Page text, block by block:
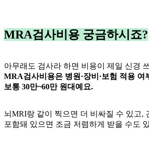
MRA검사비용 궁금하시죠?
아무래도 검사라 하면 비용이 제일 신경
MRA검사비용은 병원·장비·보험 적용 여
보통 30만~60만 원대예요.
뇌MRI랑 같이 찍으면 더 비싸질 수 있고,
포함돼 있으면 조금 저렴하게 받을 수도